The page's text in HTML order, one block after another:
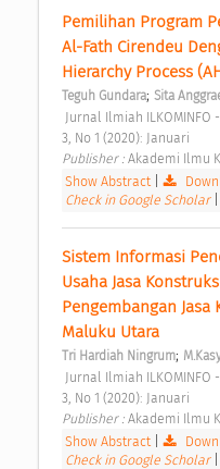
Pemilihan Program
Al-Fath Cirendeu
Hierarchy Process
Teguh Gundara; Sita
3, No 1 (2020): Januari
Publisher : Akademi Ilmu
Show Abstract|
Check in Google Scholar
Sistem Informasi
Usaha Jasa
Pengembangan Jasa
Maluku Utara
Tri Hardiah Ningrum;
3, No 1 (2020): Januari
Publisher : Akademi Ilmu
Show Abstract|
Check in Google Scholar